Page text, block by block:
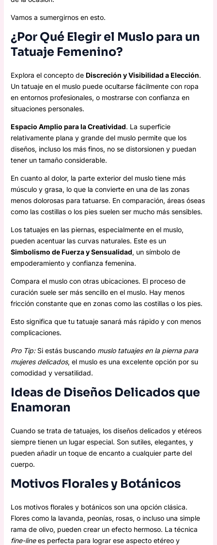
Vamos a sumergirnos en esto.
¿Por Qué Elegir el Muslo para un
Tatuaje Femenino?
Explora el concepto de Discreción y Visibilidad a Elección.
Un tatuaje en el muslo puede ocultarse fácilmente con ropa
en entornos profesionales, o mostrarse con confianza en
situaciones personales.
Espacio Amplio para la Creatividad. La superficie
relativamente plana y grande del muslo permite que los
diseños, incluso los más finos, no se distorsionen y puedan
tener un tamaño considerable.
En cuanto al dolor, la parte exterior del muslo tiene más
músculo y grasa, lo que la convierte en una de las zonas
menos dolorosas para tatuarse. En comparación, áreas óseas
como las costillas o los pies suelen ser mucho más sensibles.
Los tatuajes en las piernas, especialmente en el muslo,
pueden acentuar las curvas naturales. Este es un
Simbolismo de Fuerza y Sensualidad, un símbolo de
empoderamiento y confianza femenina.
Compara el muslo con otras ubicaciones. El proceso de
curación suele ser más sencillo en el muslo. Hay menos
fricción constante que en zonas como las costillas o los pies.
Esto significa que tu tatuaje sanará más rápido y con menos
complicaciones.
Pro Tip:Si estás buscando muslo tatuajes en la pierna para
mujeres delicados, el muslo es una excelente opción por su
comodidad y versatilidad.
Ideas de Diseños Delicados que
Enamoran
Cuando se trata de tatuajes, los diseños delicados y etéreos
siempre tienen un lugar especial. Son sutiles, elegantes, y
pueden añadir un toque de encanto a cualquier parte del
cuerpo.
Motivos Florales y Botánicos
Los motivos florales y botánicos son una opción clásica.
Flores como la lavanda, peonías, rosas, o incluso una simple
rama de olivo, pueden crear un efecto hermoso. La técnica
fine-linees perfecta para lograr ese aspecto etéreo y